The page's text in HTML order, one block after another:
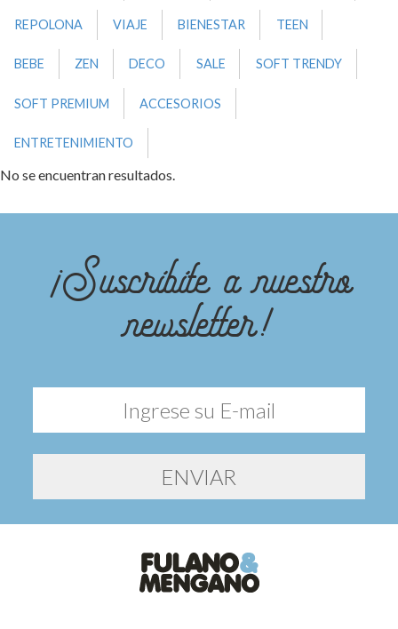
REPOLONA VIAJE BIENESTAR TEEN
BEBE ZEN DECO SALE SOFT TRENDY
SOFT PREMIUM ACCESORIOS
ENTRETENIMIENTO
No se encuentran resultados.
¡Suscribite a nuestro
newsletter!